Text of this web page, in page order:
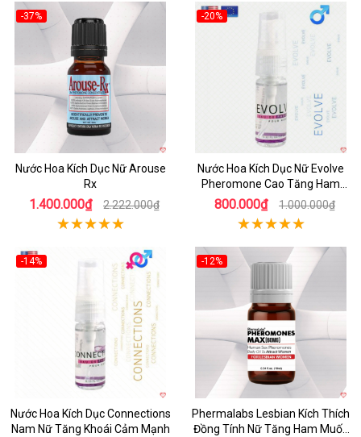
-37%
Nước Hoa Kích Dục Nữ Arouse
Rx
1.400.000₫ 2.222.000₫
-20%
Nước Hoa Kích Dục Nữ Evolve
Pheromone Cao Tăng Ham
Muốn Nhanh
800.000₫ 1.000.000₫
-14%
Nước Hoa Kích Dục Connections
Nam Nữ Tăng Khoái Cảm Mạnh
-12%
Phermalabs Lesbian Kích Thích
Đồng Tính Nữ Tăng Ham Muốn